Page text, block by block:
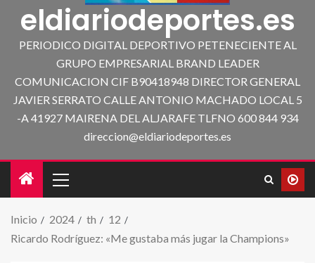
eldiariodeportes.es
PERIODICO DIGITAL DEPORTIVO PETENECIENTE AL
GRUPO EMPRESARIAL BRAND LEADER
COMUNICACION CIF B90418948 DIRECTOR GENERAL
JAVIER SERRATO CALLE ANTONIO MACHADO LOCAL 5
-A 41927 MAIRENA DEL ALJARAFE TLFNO 600 844 934
direccion@eldiariodeportes.es
Inicio 2024 th
12
Ricardo Rodríguez: «Me gustaba más jugar la Champions»